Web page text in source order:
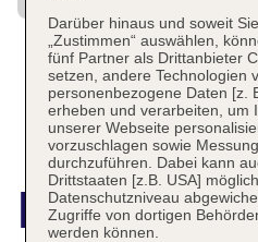
Darüber hinaus und soweit
„Zustimmen“ auswählen,
fünf Partner als Drittanbieter
setzen, andere Technologien
personenbezogene Daten [z.
erheben und verarbeiten, um
unserer Webseite
vorzuschlagen sowie
durchzuführen. Dabei kann
Drittstaaten [z.B. USA]
Datenschutzniveau
Zugriffe von dortigen
werden können.